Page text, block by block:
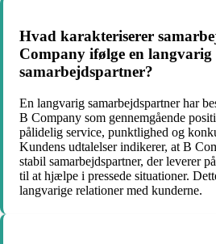
Hvad karakteriserer
Company ifølge en langvarig
samarbejdspartner?
En langvarig samarbejdspartner har
B Company som gennemgående
pålidelig service, punktlighed og
Kundens udtalelser indikerer, at B
stabil samarbejdspartner, der leverer
til at hjælpe i pressede situationer.
langvarige relationer med kunderne.